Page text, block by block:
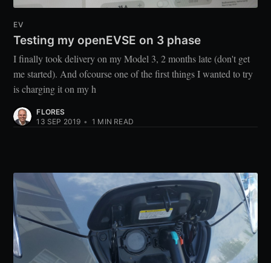
EV
Testing my openEVSE on 3 phase
I finally took delivery on my Model 3, 2 months late (don't get
me started). And ofcourse one of the first things I wanted to try
is charging it on my h
FLORES
13 SEP 2019 • 1 MIN READ